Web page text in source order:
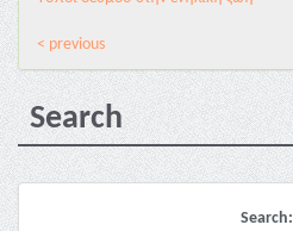
< previous
Search
Search: